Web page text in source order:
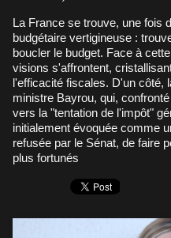
La France se trouve, une fois
budgétaire vertigineuse :
boucler le budget. Face à
visions s'affrontent,
l'efficacité fiscales. D'un côté,
ministre Bayrou, qui,
vers la "tentation de l'impôt"
initialement évoquée comme
refusée par le Sénat, de faire
plus fortunés